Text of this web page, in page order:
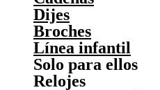
Dijes
Broches
Línea infantil
Solo para ellos
Relojes